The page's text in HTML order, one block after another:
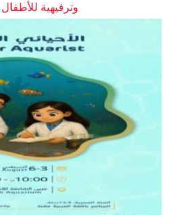
وترفيهية للأطفال